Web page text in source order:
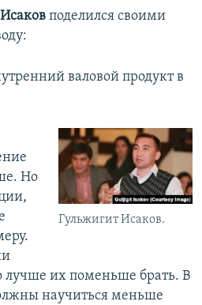
поделился своими
валовой продукт в
Гульжигит Исаков.
Но
лучше их поменьше брать. В
научиться меньше